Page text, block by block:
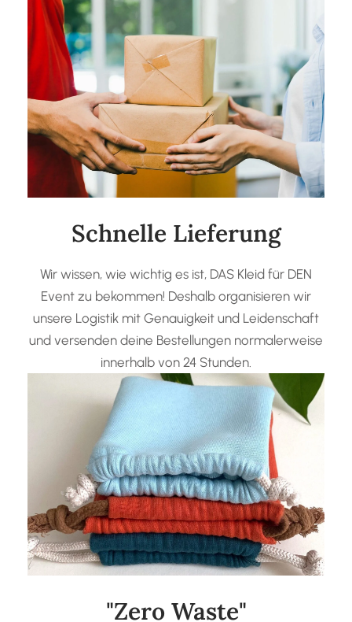
Schnelle Lieferung
Wir wissen, wie wichtig es ist, DAS Kleid für DEN
Event zu bekommen! Deshalb organisieren wir
unsere Logistik mit Genauigkeit und Leidenschaft
und versenden deine Bestellungen normalerweise
innerhalb von 24 Stunden.
"Zero Waste"